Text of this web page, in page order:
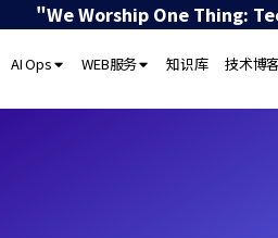
"We Worship One Thing:
AI Ops WEB服务 知识库 技术博